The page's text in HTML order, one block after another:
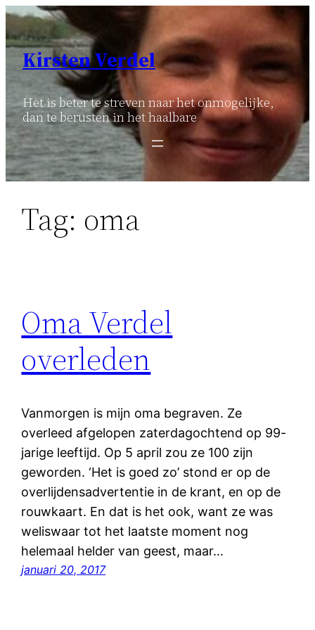
Ga
naar
inhoud
Kirsten Verdel
Het is beter te streven naar het onmogelijke,
dan te berusten in het haalbare
Tag: oma
Oma Verdel
overleden
Vanmorgen is mijn oma begraven. Ze
overleed afgelopen zaterdagochtend op 99-
jarige leeftijd. Op 5 april zou ze 100 zijn
geworden. ‘Het is goed zo’ stond er op de
overlijdensadvertentie in de krant, en op de
rouwkaart. En dat is het ook, want ze was
weliswaar tot het laatste moment nog
helemaal helder van geest, maar…
januari 20, 2017